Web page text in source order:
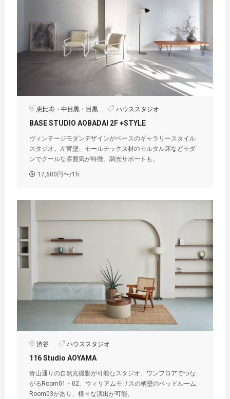
恵比寿・中目黒・目黒 ハウススタジオ
BASE STUDIO AOBADAI 2F +STYLE
ヴィンテージモダンデザインがベースのギャラリースタイル
スタジオ。左官壁、モールテックス材のモルタル床などモダ
ンでクールな雰囲気が特徴。調光サポートも。
17,600円〜/1h
渋谷 ハウススタジオ
116 Studio AOYAMA
青山通りの自然光撮影が可能なスタジオ。ワンフロアでつな
がるRoom01・02、ウィリアムモリスの柄壁のベッドルーム
Room03があり、様々な演出が可能。